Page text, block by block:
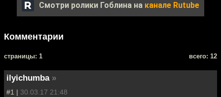
Смотри ролики Гоблина на канале Rutube
Комментарии
cтраницы: 1 всего: 12
ilyichumba »
#1 | 30.03.17 21:48